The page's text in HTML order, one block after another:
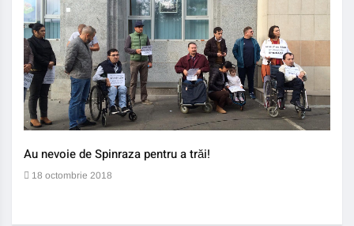
Au nevoie de Spinraza pentru a trăi!
18 octombrie 2018